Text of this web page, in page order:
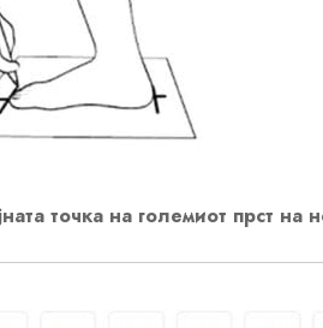
точка на големиот прст на